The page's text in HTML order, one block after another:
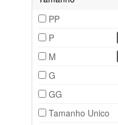
PP
P
M
G
GG
Tamanho Unico